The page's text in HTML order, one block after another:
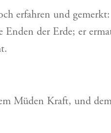
erfahren und
Enden der Erde; er
Müden Kraft, und